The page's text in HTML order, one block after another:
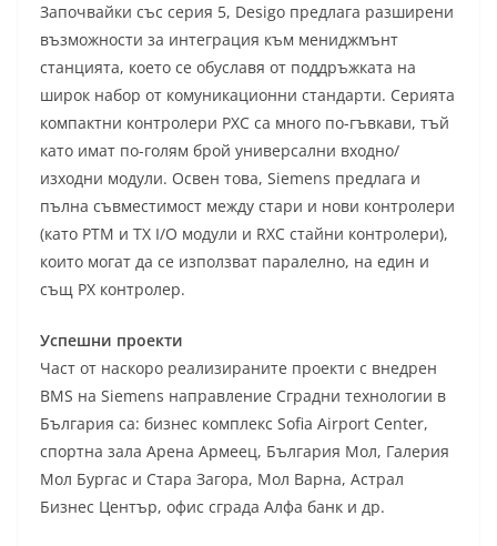
Започвайки със серия 5, Desigo предлага разширени
възможности за интеграция към мениджмънт
станцията, което се обуславя от поддръжката на
широк набор от комуникационни стандарти. Серията
компактни контролери PXC са много по-гъвкави, тъй
като имат по-голям брой универсални входно/
изходни модули. Освен това, Siemens предлага и
пълна съвместимост между стари и нови контролери
(като PTM и TX I/O модули и RXC стайни контролери),
които могат да се използват паралелно, на един и
същ PX контролер.
Успешни проекти
Част от наскоро реализираните проекти с внедрен
BMS на Siemens направление Сградни технологии в
България са: бизнес комплекс Sofia Airport Center,
спортна зала Арена Армеец, България Мол, Галерия
Мол Бургас и Стара Загора, Мол Варна, Астрал
Бизнес Център, офис сграда Алфа банк и др.